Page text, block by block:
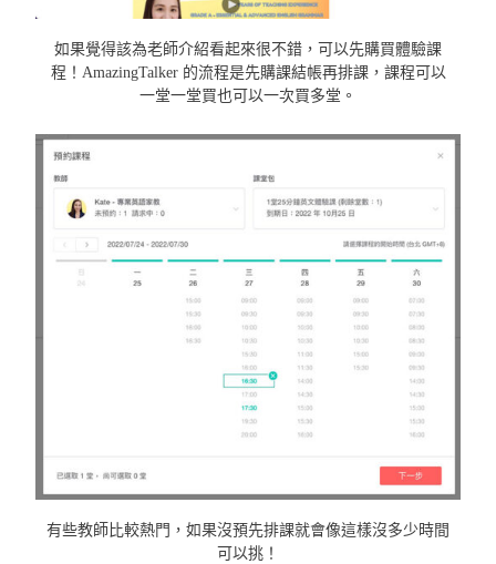
如果覺得該為老師介紹看起來很不錯，可以先購買體驗課
程！AmazingTalker 的流程是先購課結帳再排課，課程可以
一堂一堂買也可以一次買多堂。
有些教師比較熱門，如果沒預先排課就會像這樣沒多少時間
可以挑！